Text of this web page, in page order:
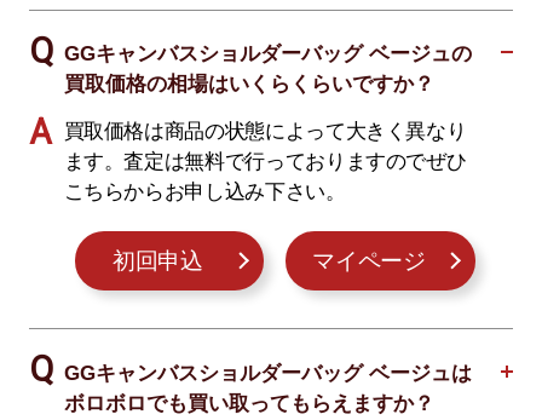
GGキャンバスショルダーバッグ ベージュの
買取価格の相場はいくらくらいですか？
買取価格は商品の状態によって大きく異なり
ます。査定は無料で行っておりますのでぜひ
こちらからお申し込み下さい。
初回申込 マイページ
GGキャンバスショルダーバッグ ベージュは
ボロボロでも買い取ってもらえますか？